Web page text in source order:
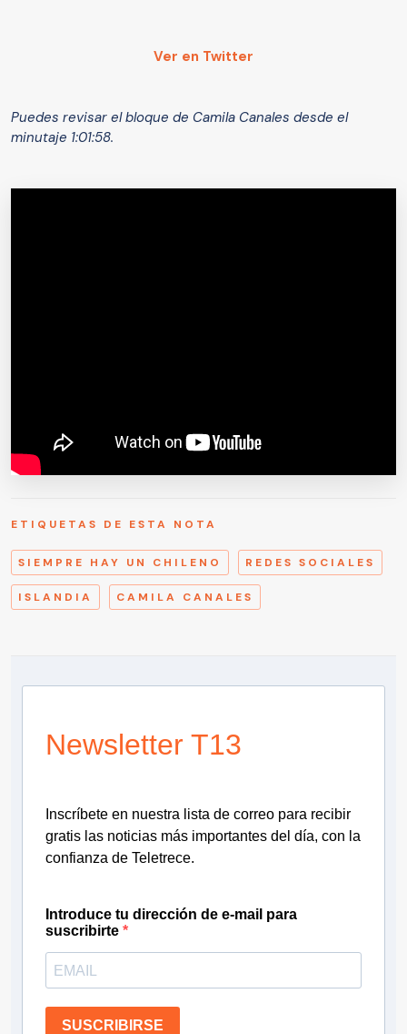
Ver en Twitter
Puedes revisar el bloque de Camila Canales desde el
minutaje 1:01:58.
ETIQUETAS DE ESTA NOTA
SIEMPRE HAY UN CHILENO REDES SOCIALES
ISLANDIA CAMILA CANALES
Newsletter T13
Inscríbete en nuestra lista de correo para recibir
gratis las noticias más importantes del día, con la
confianza de Teletrece.
Introduce tu dirección de e-mail para
suscribirte
SUSCRIBIRSE